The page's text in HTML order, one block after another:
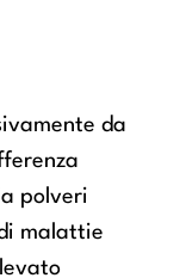
da
polveri
malattie